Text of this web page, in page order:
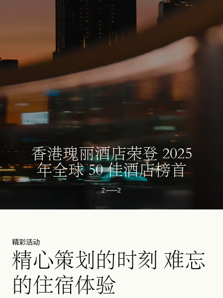
香港瑰丽酒店
翱翔天际的都市莊园​
1 2
精彩活动
精心策划的时刻 难忘
的住宿体验